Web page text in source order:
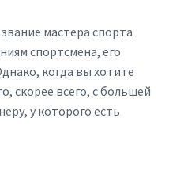
мастера спорта
спортсмена, его
когда вы хотите
скорее всего, с большей
у которого есть